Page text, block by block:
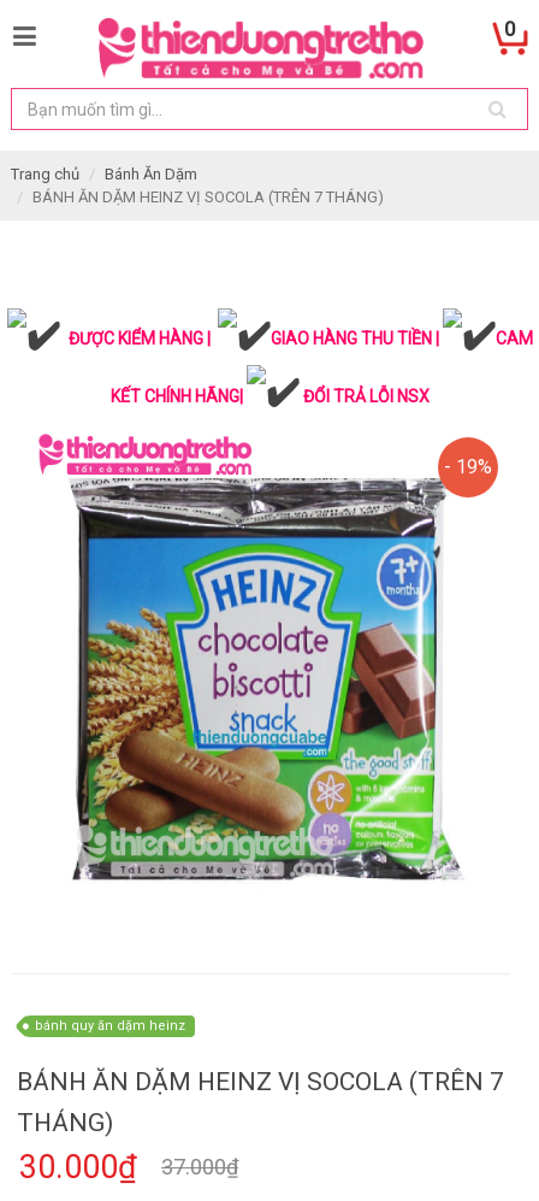
0
Trang chủ
Bánh Ăn Dặm
BÁNH ĂN DẶM HEINZ VỊ SOCOLA (TRÊN 7 THÁNG)
ĐƯỢC KIỂM HÀNG | GIAO HÀNG THU TIỀN | CAM
KẾT CHÍNH HÃNG| ĐỔI TRẢ LỖI NSX
- 19%
bánh quy ăn dặm heinz
BÁNH ĂN DẶM HEINZ VỊ SOCOLA (TRÊN 7
THÁNG)
30.000₫ 37.000₫